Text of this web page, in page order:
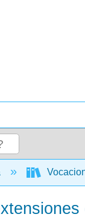
global